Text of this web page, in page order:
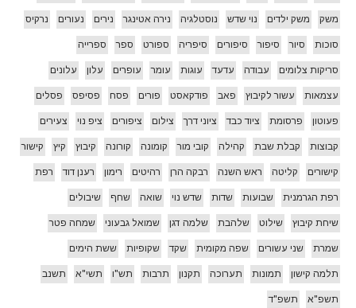
משק משק ילדים נוי שדש נוסטלגיה נירה אטינגר נירים נעורים נרקיס
סוכות סיור סיפור סיפורים סיפריה ספורט ספר ספרייה
סריקות צלומים עבודה עדעד עוגות עומר עופרים עלון עלונים
עצמאות עשור לקיבוץ פאב פודקאסט פורים פסח פסיפס פסלים
פעוטון פרסומת ציוד כבד ציוני דרך צילום ציפורים ציפ נוי צעירים
קבוצות קבלת שבת קהילה קובי מור קומונה קורונה קיבוץ קיץ קישור
קישורים קליטה ראש השנה רבקה הרן רהיטים רימון רענן דוד רפת
רפת הגרמנית שבועות שדות שדש נוי שואה שחף שיבולים
שיחת קיבוץ שילוט שלהבת שלמה דגן שמואל גבעוני שמחה פטר
שמרת שני עשורים שפה מקומית שקד שקופיות ששת הימים
תלמה קישון תמונות תערוכה תקנון תרבות תש"ו תשי"א תשנב
תשפ"א תשפ"ד